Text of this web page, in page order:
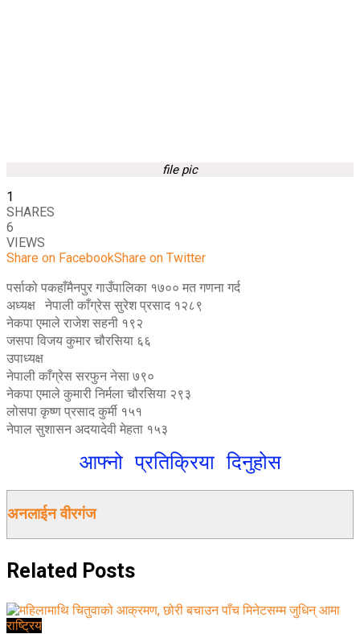
file pic
1
SHARES
6
VIEWS
Share on FacebookShare on Twitter
पर्साको पकहाँमैनपुर गाउँपालिका १७०० मत गणना गर्द
अध्यक्ष नेपाली काँग्रेस सुरेश प्रसाद १२८९
नेकपा एमाले राजेश सहनी १९२
जसपा विजय कुमार चौरसिया ६६
उपाध्यक्ष
नेपाली काँग्रेस सरफुन नेसा ७९०
नेकपा एमाले कुमारी निर्मला चौरसिया २९३
लोसपा कृष्ण प्रसाद कुर्मी १५१
नेपाल सुशासन अदयादेवी मेहता १५३
आफ्नो प्रतिक्रिया दिनुहोस
अनलाईन वीरगंज
Related Posts
राष्ट्रिय